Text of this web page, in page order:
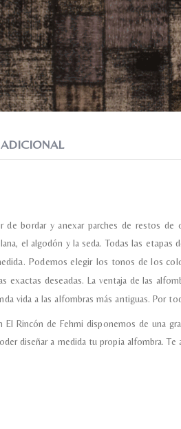
de bordar y anexar parches de restos
el algodón y la seda.Todas las etapas
Podemos elegir los tonos de los
exactas deseadas. La ventaja de las
vida a las alfombras más antiguas. Por
Rincón de Fehmi disponemos de una
diseñar a medida tu propia alfombra.